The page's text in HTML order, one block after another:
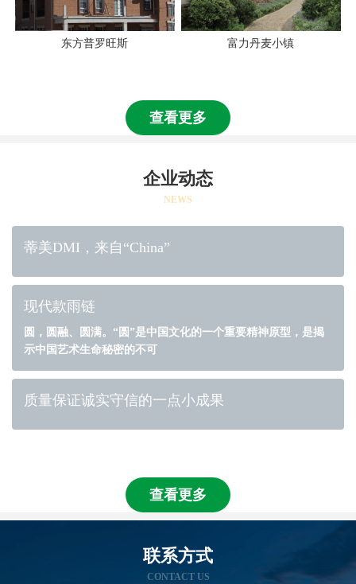
东方普罗旺斯 富力丹麦小镇
查看更多
企业动态
NEWS
蒂美DMI，来自“China”
现代款雨链
圆，圆融、圆满。“圆”是中国文化的一个重要精神原型，是揭
示中国艺术生命秘密的不可
质量保证诚实守信的一点小成果
查看更多
联系方式
CONTACT US